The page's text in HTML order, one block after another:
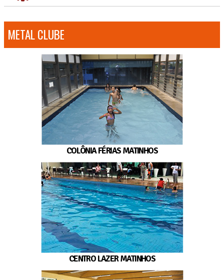
METAL CLUBE
COLÔNIA FÉRIAS MATINHOS
CENTRO LAZER MATINHOS